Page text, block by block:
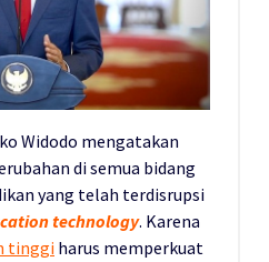
Widodo mengatakan
di semua bidang
yang telah terdisrupsi
technology. Karena
tinggi harus memperkuat